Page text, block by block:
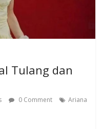
Tulang dan
0 Comment
Ariana